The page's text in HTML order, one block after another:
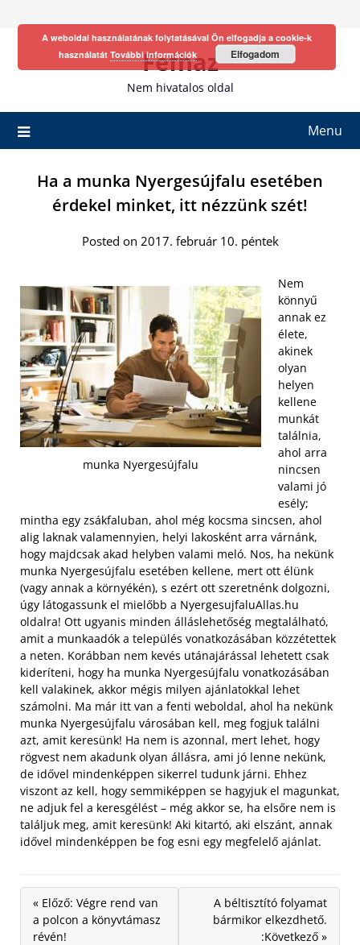
Fefhaz
Nem hivatalos oldal
Menu
Ha a munka Nyergesújfalu esetében
érdekel minket, itt nézzünk szét!
Posted on 2017. február 10. péntek
munka Nyergesújfalu
Nem
könnyű
annak ez
élete,
akinek
olyan
helyen
kellene
munkát
találnia,
ahol arra
nincsen
valami jó
esély;
mintha egy zsákfaluban, ahol még kocsma sincsen, ahol
alig laknak valamennyien, helyi lakosként arra várnánk,
hogy majdcsak akad helyben valami meló. Nos, ha nekünk
munka Nyergesújfalu esetében kellene, mert ott élünk
(vagy annak a környékén), s ezért ott szeretnénk dolgozni,
úgy látogassunk el mielőbb a NyergesujfaluAllas.hu
oldalra! Ott ugyanis minden álláslehetőség megtalálható,
amit a munkaadók a település vonatkozásában közzétettek
a neten. Korábban nem kevés utánajárással lehetett csak
kideríteni, hogy ha munka Nyergesújfalu vonatkozásában
kell valakinek, akkor mégis milyen ajánlatokkal lehet
számolni. Ma már itt van a fenti weboldal, ahol ha nekünk
munka Nyergesújfalu városában kell, meg fogjuk találni
azt, amit keresünk! Ha nem is azonnal, mert lehet, hogy
rögvest nem akadunk olyan állásra, ami jó lenne nekünk,
de idővel mindenképpen sikerrel tudunk járni. Ehhez
viszont az kell, hogy semmiképpen se hagyjuk el magunkat,
ne adjuk fel a keresgélést – még akkor se, ha elsőre nem is
találjuk meg, amit keresünk! Aki kitartó, aki elszánt, annak
idővel mindenképpen be fog esni egy megfelelő ajánlat.
« Előző: Végre rend van
a polcon a könyvtámasz
révén!
A béltisztító folyamat
bármikor elkezdhető.
:Következő »
A weboldal használatának folytatásával Ön elfogadja a cookie-k
használatát További információk Elfogadom